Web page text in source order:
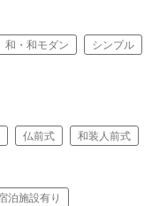
和・和モダン シンプル
仏前式 和装人前式
泊施設有り